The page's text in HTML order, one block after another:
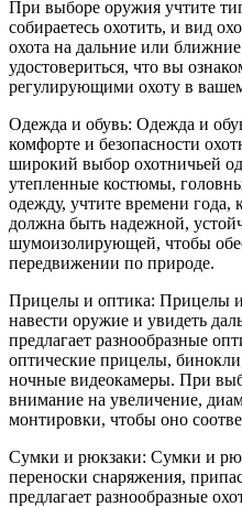
При выборе оружия учтите
собираетесь охотить, и вид
охота на дальние или
удостовериться, что вы
регулирующими охоту в
Одежда и обувь: Одежда и
комфорте и безопасности
широкий выбор охотничьей
утепленные костюмы,
одежду, учтите времени
должна быть надежной,
шумоизолирующей, чтобы
передвижении по природе.
Прицелы и оптика: Прицелы
навести оружие и увидеть
предлагает разнообразные
оптические прицелы,
ночные видеокамеры. При
внимание на увеличение,
монтировки, чтобы оно
Сумки и рюкзаки: Сумки и
переноски снаряжения,
предлагает разнообразные